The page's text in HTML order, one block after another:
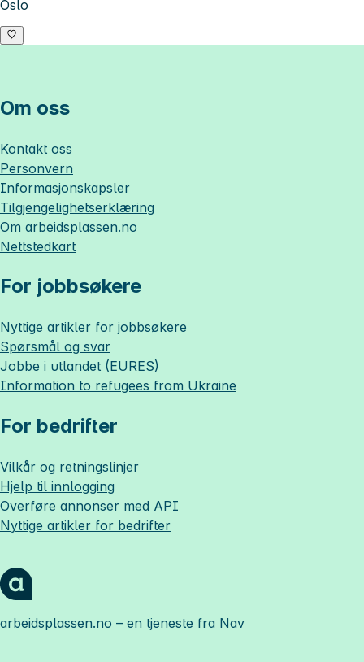
Oslo
Om oss
Kontakt oss
Personvern
Informasjonskapsler
Tilgjengelighetserklæring
Om arbeidsplassen.no
Nettstedkart
For jobbsøkere
Nyttige artikler for jobbsøkere
Spørsmål og svar
Jobbe i utlandet (EURES)
Information to refugees from Ukraine
For bedrifter
Vilkår og retningslinjer
Hjelp til innlogging
Overføre annonser med API
Nyttige artikler for bedrifter
arbeidsplassen.no – en tjeneste fra Nav